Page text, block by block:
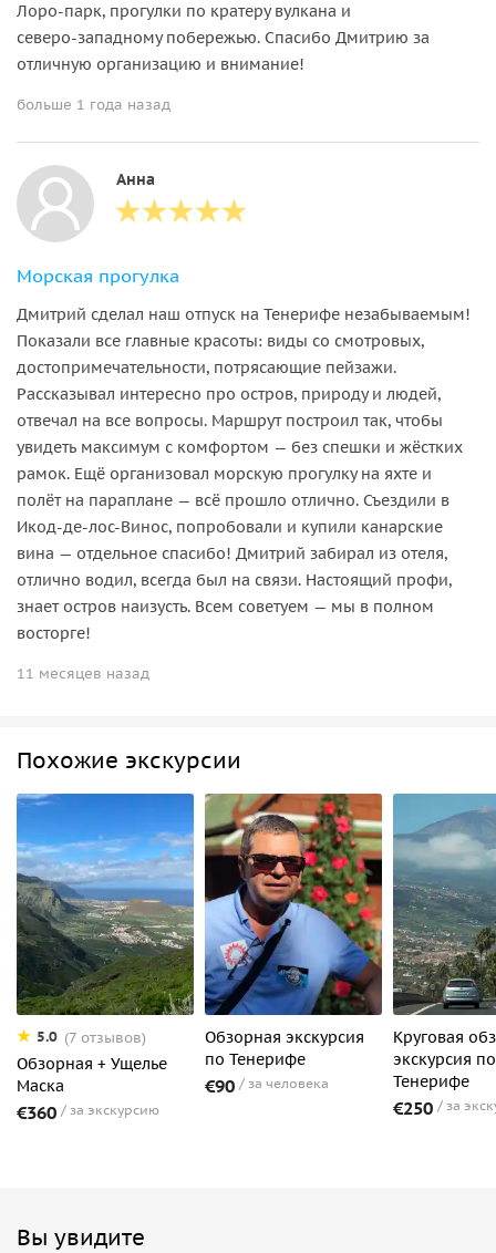
Лоро‑парк, прогулки по кратеру вулкана и
северо‑западному побережью. Спасибо Дмитрию за
отличную организацию и внимание!
больше 1 года назад
Анна
Морская прогулка
Дмитрий сделал наш отпуск на Тенерифе незабываемым!
Показали все главные красоты: виды со смотровых,
достопримечательности, потрясающие пейзажи.
Рассказывал интересно про остров, природу и людей,
отвечал на все вопросы. Маршрут построил так, чтобы
увидеть максимум с комфортом — без спешки и жёстких
рамок. Ещё организовал морскую прогулку на яхте и
полёт на параплане — всё прошло отлично. Съездили в
Икод‑де‑лос‑Винос, попробовали и купили канарские
вина — отдельное спасибо! Дмитрий забирал из отеля,
отлично водил, всегда был на связи. Настоящий профи,
знает остров наизусть. Всем советуем — мы в полном
восторге!
11 месяцев назад
Похожие экскурсии
5.0 (7 отзывов)
Обзорная + Ущелье
Маска
€360 за экскурсию
Обзорная экскурсия
по Тенерифе
€90 за человека
Круговая
экскурсия
Тенерифе
€250 за
Вы увидите